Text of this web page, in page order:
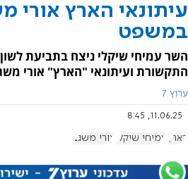
עיתונאי הארץ אורי
במשפט
השר עמיחי שיקלי ניצח בתביעת
התקשורת ועיתונאי "הארץ" אורי
ערוץ 7
11.06.25, 8:45
הארץ עמיחי שיקלי אורי משגב